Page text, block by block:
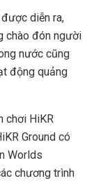
diễn ra,
chào đón người
nước cũng
động quảng
chơi HiKR
Ground có
Worlds
chương trình